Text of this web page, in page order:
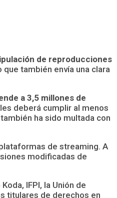
de reproducciones
también envía una clara
a 3,5 millones de
deberá cumplir al menos
ha sido multada con
de streaming. A
modificadas de
IFPI, la Unión de
titulares de derechos en